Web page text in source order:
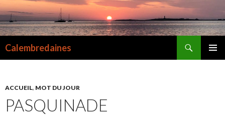
Calembredaines
ACCUEIL, MOT DU JOUR
PASQUINADE